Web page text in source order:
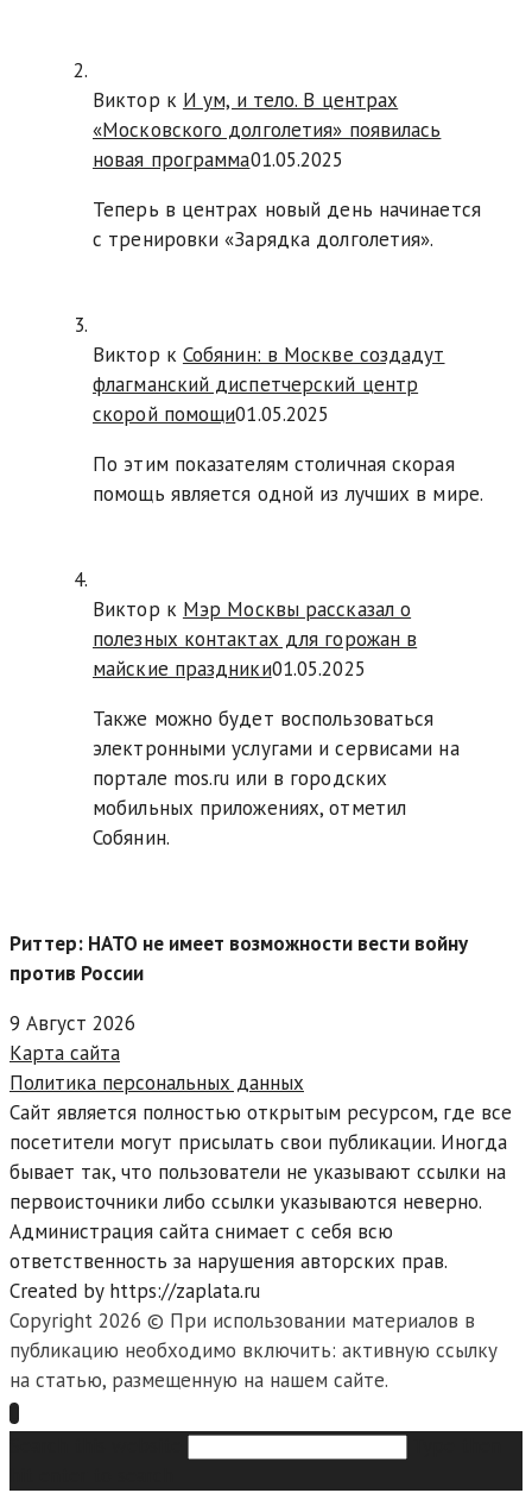
Виктор к И ум, и тело. В центрах
«Московского долголетия» появилась
новая программа01.05.2025
Теперь в центрах новый день начинается
с тренировки «Зарядка долголетия».
Виктор к Собянин: в Москве создадут
флагманский диспетчерский центр
скорой помощи01.05.2025
По этим показателям столичная скорая
помощь является одной из лучших в мире.
Виктор к Мэр Москвы рассказал о
полезных контактах для горожан в
майские праздники01.05.2025
Также можно будет воспользоваться
электронными услугами и сервисами на
портале mos.ru или в городских
мобильных приложениях, отметил
Собянин.
Риттер: НАТО не имеет возможности вести войну
против России
9 Август 2026
Карта сайта
Политика персональных данных
Сайт является полностью открытым ресурсом, где все
посетители могут присылать свои публикации. Иногда
бывает так, что пользователи не указывают ссылки на
первоисточники либо ссылки указываются неверно.
Администрация сайта снимает с себя всю
ответственность за нарушения авторских прав.
Created by https://zaplata.ru
Copyright 2026 © При использовании материалов в
публикацию необходимо включить: активную ссылку
на статью, размещенную на нашем сайте.